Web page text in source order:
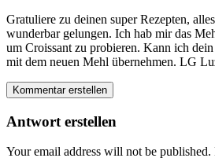
Gratuliere zu deinen super Rezepten,
wunderbar gelungen. Ich hab mir das
um Croissant zu probieren. Kann ich
mit dem neuen Mehl übernehmen. LG
Kommentar erstellen
Antwort erstellen
Your email address will not be published.